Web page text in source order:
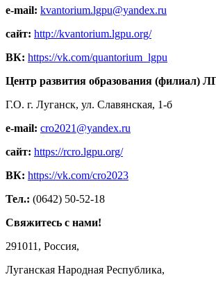
e-mail: kvantorium.lgpu@yandex.ru
сайт: http://kvantorium.lgpu.org/
ВК: https://vk.com/quantorium_lgpu
Центр развития образования (филиал)
Г.О. г. Луганск, ул. Славянская, 1-б
e-mail: cro2021@yandex.ru
сайт: https://rcro.lgpu.org/
ВК: https://vk.com/cro2023
Тел.: (0642) 50-52-18
Свяжитесь с нами!
291011, Россия,
Луганская Народная Республика,